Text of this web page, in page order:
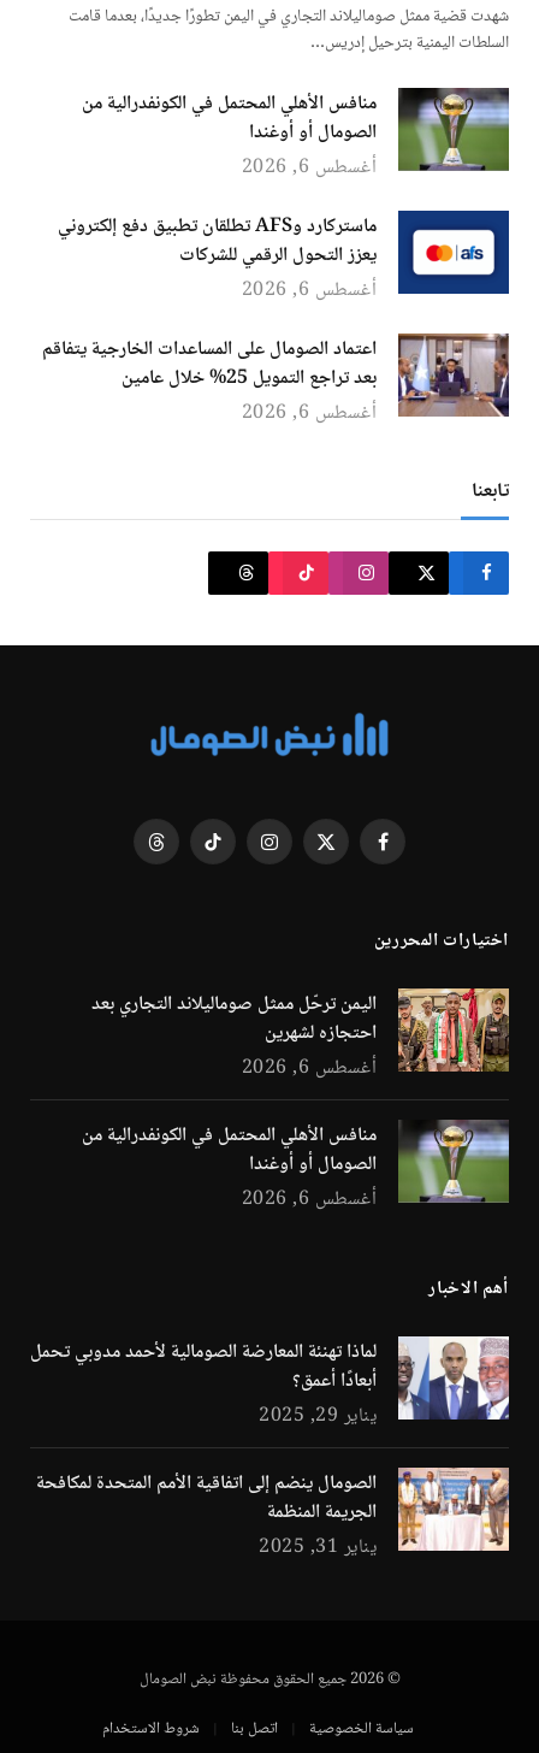
شهدت قضية ممثل صوماليلاند التجاري في اليمن تطورًا جديدًا، بعدما قامت
السلطات اليمنية بترحيل إدريس…
منافس الأهلي المحتمل في الكونفدرالية من
الصومال أو أوغندا
أغسطس 6, 2026
ماستركارد وAFS تطلقان تطبيق دفع إلكتروني
يعزز التحول الرقمي للشركات
أغسطس 6, 2026
اعتماد الصومال على المساعدات الخارجية يتفاقم
بعد تراجع التمويل 25% خلال عامين
أغسطس 6, 2026
تابعنا
فيسبوك X
الانستغرامتيكتوك Threads
اختيارات المحررين
اليمن ترحّل ممثل صوماليلاند التجاري بعد
احتجازه لشهرين
أغسطس 6, 2026
منافس الأهلي المحتمل في الكونفدرالية من
الصومال أو أوغندا
أغسطس 6, 2026
أهم الاخبار
لماذا تهنئة المعارضة الصومالية لأحمد مدوبي تحمل
أبعادًا أعمق؟
يناير 29, 2025
الصومال ينضم إلى اتفاقية الأمم المتحدة لمكافحة
الجريمة المنظمة
يناير 31, 2025
© 2026 جميع الحقوق محفوظة نبض الصومال
سياسة الخصوصية
اتصل بنا شروط الاستخدام